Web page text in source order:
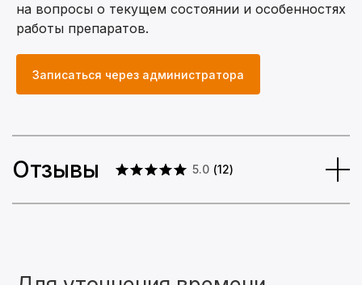
на вопросы о текущем состоянии и особенностях
работы препаратов.
Записаться через администратора
Отзывы 5.0 (12)